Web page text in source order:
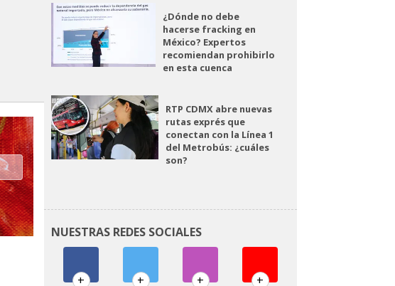
¿Dónde no debe
hacerse fracking en
México? Expertos
recomiendan prohibirlo
en esta cuenca
RTP CDMX abre nuevas
rutas exprés que
conectan con la Línea 1
del Metrobús: ¿cuáles
son?
NUESTRAS REDES SOCIALES
+ + + +